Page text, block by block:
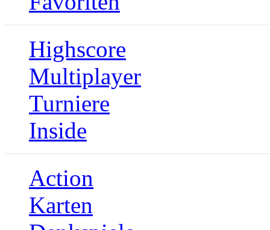
Highscore
Multiplayer
Turniere
Inside
Action
Karten